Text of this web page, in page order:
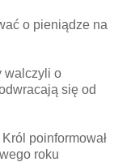
o pieniądze na
walczyli o
się od
poinformował
roku